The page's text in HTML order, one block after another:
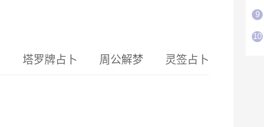
塔罗牌占卜 周公解梦 灵签占卜
9
10